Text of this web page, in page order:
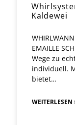
Kaldewei
EMAILLE
Wege zu
individuell.
bietet…
WEITERLESEN